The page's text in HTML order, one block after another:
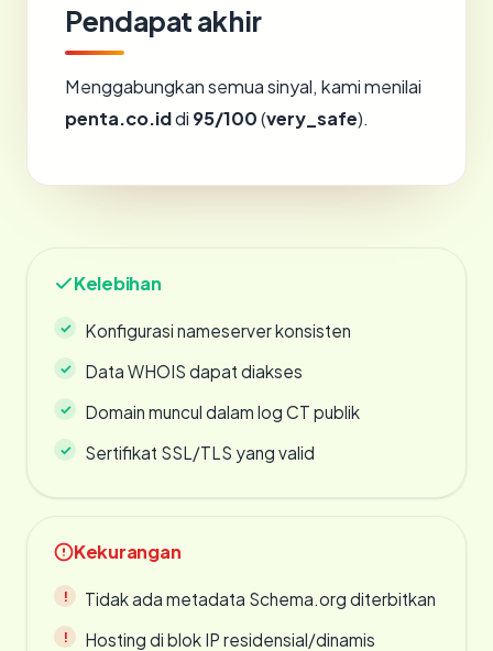
Pendapat akhir
Menggabungkan semua sinyal, kami menilai
penta.co.iddi 95/100(very_safe).
Kelebihan
Konfigurasi nameserver konsisten
Data WHOIS dapat diakses
Domain muncul dalam log CT publik
Sertifikat SSL/TLS yang valid
Kekurangan
Tidak ada metadata Schema.org diterbitkan
Hosting di blok IP residensial/dinamis